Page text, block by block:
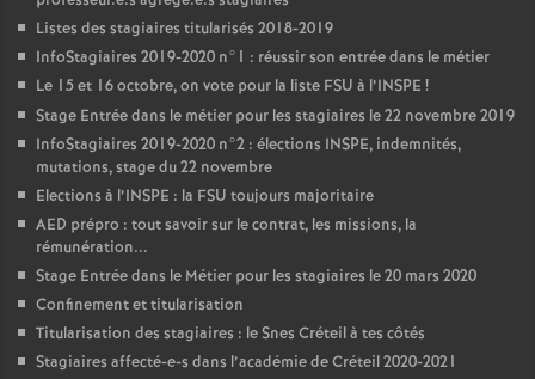
Listes des stagiaires titularisés 2018-2019
InfoStagiaires 2019-2020 n°1 : réussir son entrée dans le métier
Le 15 et 16 octobre, on vote pour la liste FSU à l’INSPE !
Stage Entrée dans le métier pour les stagiaires le 22 novembre 2019
InfoStagiaires 2019-2020 n°2 : élections INSPE, indemnités,
mutations, stage du 22 novembre
Elections à l’INSPE : la FSU toujours majoritaire
AED prépro : tout savoir sur le contrat, les missions, la
rémunération...
Stage Entrée dans le Métier pour les stagiaires le 20 mars 2020
Confinement et titularisation
Titularisation des stagiaires : le Snes Créteil à tes côtés
Stagiaires affecté-e-s dans l’académie de Créteil 2020-2021